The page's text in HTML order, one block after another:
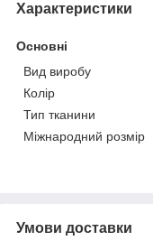
Характеристики
Основні
Вид виробу
Колір
Тип тканини
Міжнародний розмір
Умови доставки